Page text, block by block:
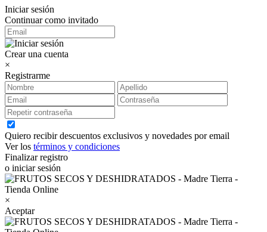
Iniciar sesión
Continuar como invitado
Crear una cuenta
×
Registrarme
Quiero recibir descuentos exclusivos y novedades por email
Ver los términos y condiciones
Finalizar registro
o iniciar sesión
×
Aceptar